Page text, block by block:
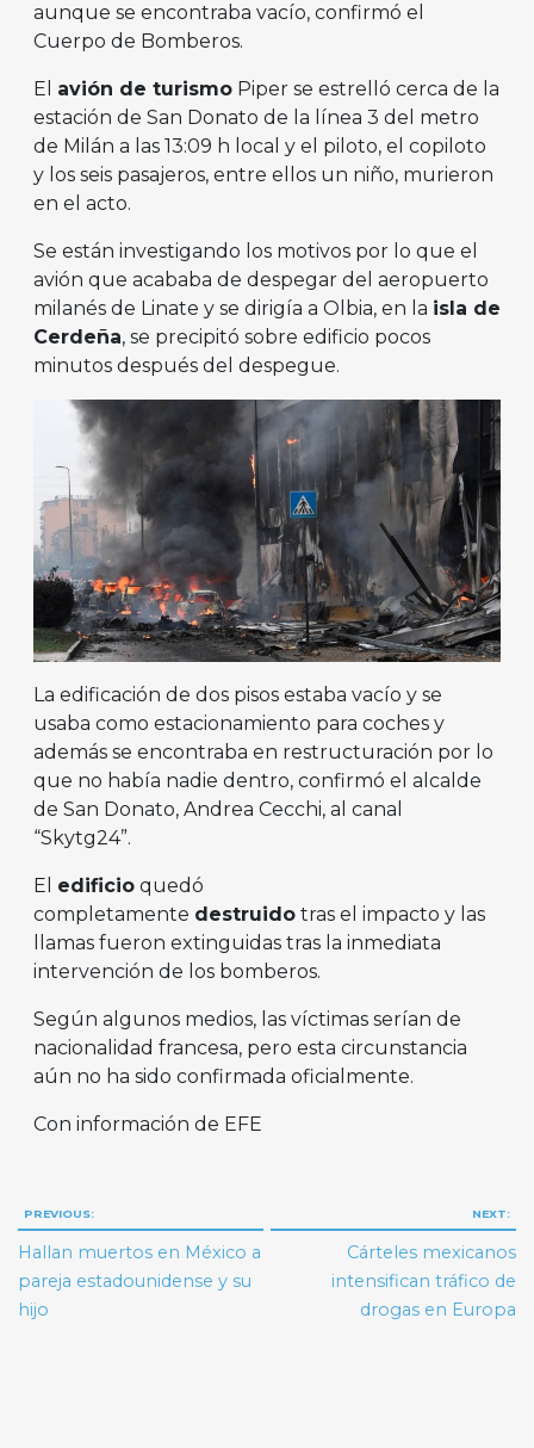
aunque se encontraba vacío, confirmó el
Cuerpo de Bomberos.
El avión de turismo Piper se estrelló cerca de la
estación de San Donato de la línea 3 del metro
de Milán a las 13:09 h local y el piloto, el copiloto
y los seis pasajeros, entre ellos un niño, murieron
en el acto.
Se están investigando los motivos por lo que el
avión que acababa de despegar del aeropuerto
milanés de Linate y se dirigía a Olbia, en la isla de
Cerdeña, se precipitó sobre edificio pocos
minutos después del despegue.
La edificación de dos pisos estaba vacío y se
usaba como estacionamiento para coches y
además se encontraba en restructuración por lo
que no había nadie dentro, confirmó el alcalde
de San Donato, Andrea Cecchi, al canal
“Skytg24”.
El edificio quedó
completamente destruido tras el impacto y las
llamas fueron extinguidas tras la inmediata
intervención de los bomberos.
Según algunos medios, las víctimas serían de
nacionalidad francesa, pero esta circunstancia
aún no ha sido confirmada oficialmente.
Con información de EFE
Navegación
de
entradas
PREVIOUS:
Hallan muertos en México a
pareja estadounidense y su
hijo
NEXT:
Cárteles mexicanos
intensifican tráfico de
drogas en Europa